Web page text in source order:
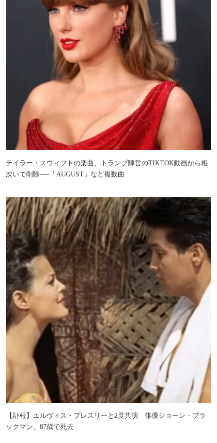
テイラー・スウィフトの楽曲、トランプ陣営のTIKTOK動画から相
次いで削除──「AUGUST」など複数曲
【訃報】エルヴィス・プレスリーと2度共演 俳優ジョーン・ブラ
ックマン、87歳で死去